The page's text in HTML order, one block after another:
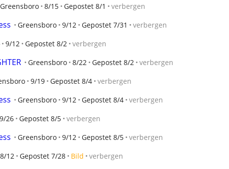
Greensboro 8/15 Gepostet 8/1 verbergen
Greensboro 9/12 Gepostet 7/31 verbergen
9/12 Gepostet 8/2 verbergen
Greensboro 8/22 Gepostet 8/2 verbergen
9/19 Gepostet 8/4 verbergen
Greensboro 9/12 Gepostet 8/4 verbergen
9/26 Gepostet 8/5 verbergen
Greensboro 9/12 Gepostet 8/5 verbergen
8/12 Gepostet 7/28 Bild verbergen